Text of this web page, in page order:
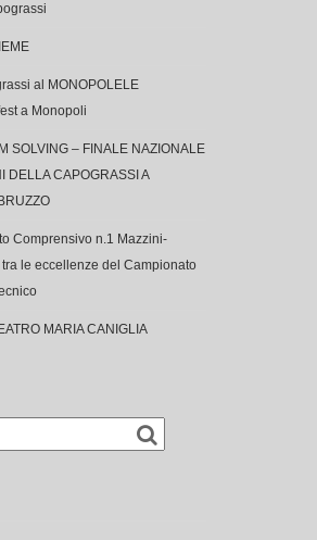
al MONOPOLELE
a Monopoli
SOLVING – FINALE NAZIONALE
DELLA CAPOGRASSI A
Comprensivo n.1 Mazzini-
le eccellenze del Campionato
MARIA CANIGLIA